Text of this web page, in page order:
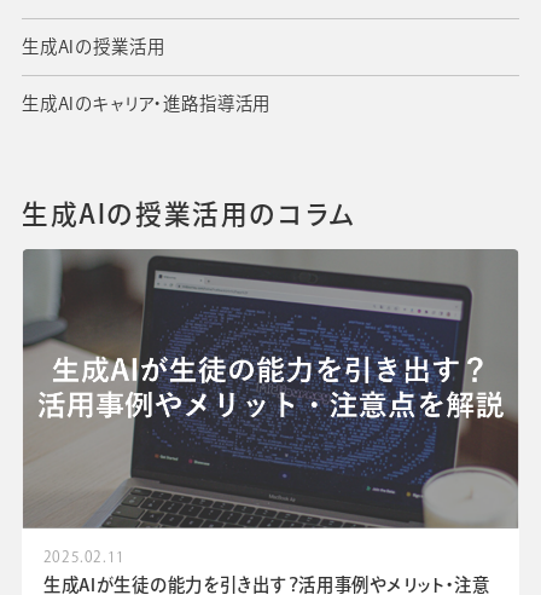
グループ会社プライバシーポリシー個人情報保護法利用規約
ビジネスツール事業
生成AIの授業活用
生成AIのキャリア・進路指導活用
生成AIの授業活用のコラム
2025.02.11
生成AIが生徒の能力を引き出す？活用事例やメリット・注意